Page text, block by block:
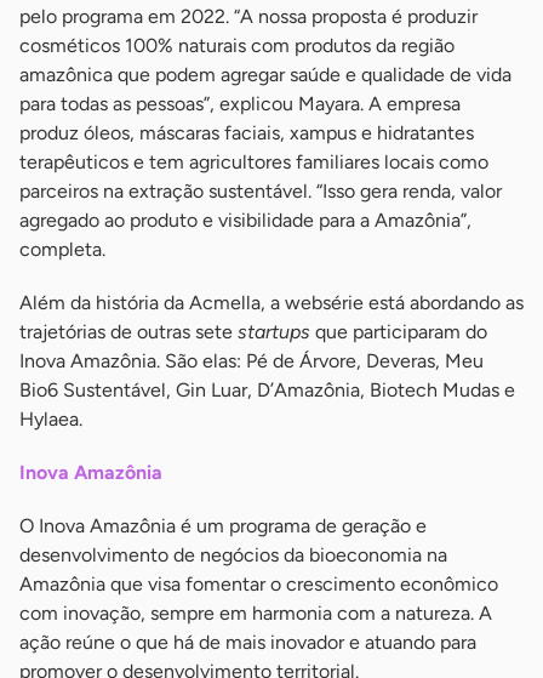
pelo programa em 2022. “A nossa proposta é produzir
cosméticos 100% naturais com produtos da região
amazônica que podem agregar saúde e qualidade de vida
para todas as pessoas”, explicou Mayara. A empresa
produz óleos, máscaras faciais, xampus e hidratantes
terapêuticos e tem agricultores familiares locais como
parceiros na extração sustentável. “Isso gera renda, valor
agregado ao produto e visibilidade para a Amazônia”,
completa.
Além da história da Acmella, a websérie está abordando as
trajetórias de outras sete startups que participaram do
Inova Amazônia. São elas: Pé de Árvore, Deveras, Meu
Bio6 Sustentável, Gin Luar, D’Amazônia, Biotech Mudas e
Hylaea.
Inova Amazônia
O Inova Amazônia é um programa de geração e
desenvolvimento de negócios da bioeconomia na
Amazônia que visa fomentar o crescimento econômico
com inovação, sempre em harmonia com a natureza. A
ação reúne o que há de mais inovador e atuando para
promover o desenvolvimento territorial.